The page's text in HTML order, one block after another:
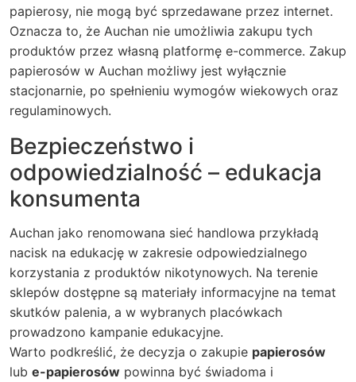
papierosy, nie mogą być sprzedawane przez internet.
Oznacza to, że Auchan nie umożliwia zakupu tych
produktów przez własną platformę e-commerce. Zakup
papierosów w Auchan możliwy jest wyłącznie
stacjonarnie, po spełnieniu wymogów wiekowych oraz
regulaminowych.
Bezpieczeństwo i
odpowiedzialność – edukacja
konsumenta
Auchan jako renomowana sieć handlowa przykładą
nacisk na edukację w zakresie odpowiedzialnego
korzystania z produktów nikotynowych. Na terenie
sklepów dostępne są materiały informacyjne na temat
skutków palenia, a w wybranych placówkach
prowadzono kampanie edukacyjne.
Warto podkreślić, że decyzja o zakupie papierosów
lub e-papierosów powinna być świadoma i